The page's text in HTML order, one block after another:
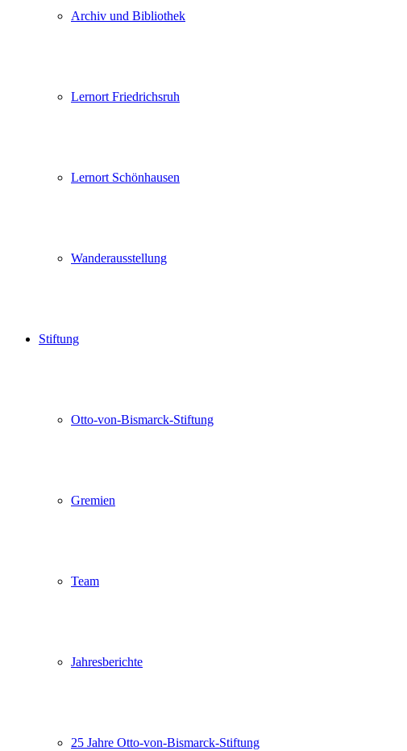
Archiv und Bibliothek
Lernort Friedrichsruh
Lernort Schönhausen
Wanderausstellung
Stiftung
Otto-von-Bismarck-Stiftung
Gremien
Team
Jahresberichte
25 Jahre Otto-von-Bismarck-Stiftung